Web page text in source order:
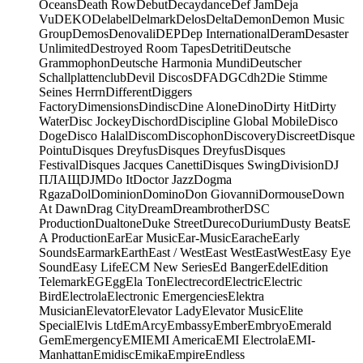
OceansDeath RowDebutDecaydanceDef JamDeja
VuDEKODelabelDelmarkDelosDeltaDemonDemon Music
GroupDemosDenovaliDEPDep InternationalDeramDesaster
UnlimitedDestroyed Room TapesDetritiDeutsche
GrammophonDeutsche Harmonia MundiDeutscher
SchallplattenclubDevil DiscosDFADGCdh2Die Stimme
Seines HerrnDifferentDiggers
FactoryDimensionsDindiscDine AloneDinoDirty HitDirty
WaterDisc JockeyDischordDiscipline Global MobileDisco
DogeDisco HalalDiscomDiscophonDiscoveryDiscreetDisque
PointuDisques DreyfusDisques DreyfusDisques
FestivalDisques Jacques CanettiDisques SwingDivisionDJ
ПЛАЩDJMDo ItDoctor JazzDogma
RgazaDolDominionDominoDon GiovanniDormouseDown
At DawnDrag CityDreamDreambrotherDSC
ProductionDualtoneDuke StreetDurecoDuriumDusty BeatsE
A ProductionEarEar MusicEar-MusicEaracheEarly
SoundsEarmarkEarthEast / WestEast WestEastWestEasy Eye
SoundEasy LifeECM New SeriesEd BangerEdelEdition
TelemarkEGEggEla TonElectrecordElectricElectric
BirdElectrolaElectronic EmergenciesElektra
MusicianElevatorElevator LadyElevator MusicElite
SpecialElvis LtdEmArcyEmbassyEmberEmbryoEmerald
GemEmergencyEMIEMI AmericaEMI ElectrolaEMI-
ManhattanEmidiscEmikaEmpireEndless